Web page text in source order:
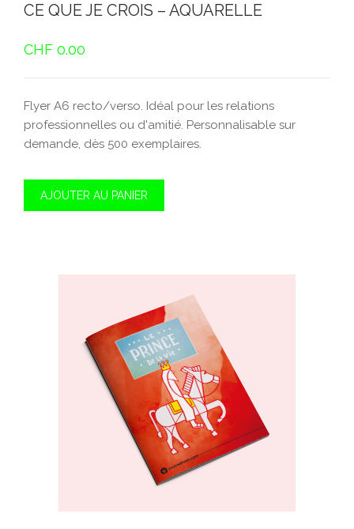
CE QUE JE CROIS – AQUARELLE
CHF 0.00
Flyer A6 recto/verso. Idéal pour les relations
professionnelles ou d'amitié. Personnalisable sur
demande, dès 500 exemplaires.
AJOUTER AU PANIER